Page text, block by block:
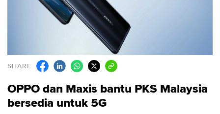
SHARE
OPPO dan Maxis bantu PKS Malaysia
bersedia untuk 5G